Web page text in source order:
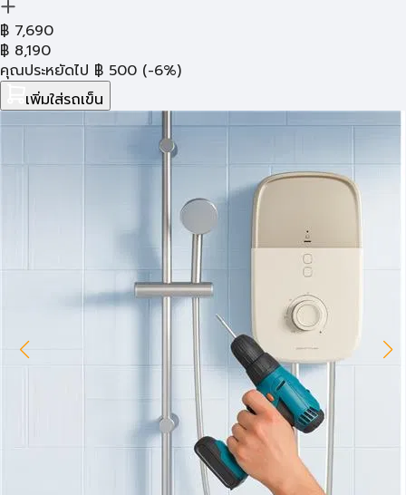
฿ 7,690
฿ 8,190
คุณประหยัดไป ฿ 500 (-6%)
เพิ่มใส่รถเข็น